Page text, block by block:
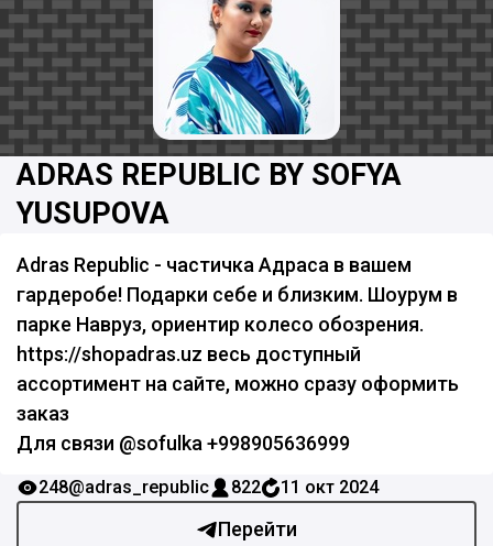
ADRAS REPUBLIC BY SOFYA
YUSUPOVA
Adras Republic - частичка Адраса в вашем
гардеробе! Подарки себе и близким. Шоурум в
парке Навруз, ориентир колесо обозрения.
https://shopadras.uz весь доступный
ассортимент на сайте, можно сразу оформить
заказ
Для связи @sofulka +998905636999
Перейти
248@adras_republic 822 11 окт 2024